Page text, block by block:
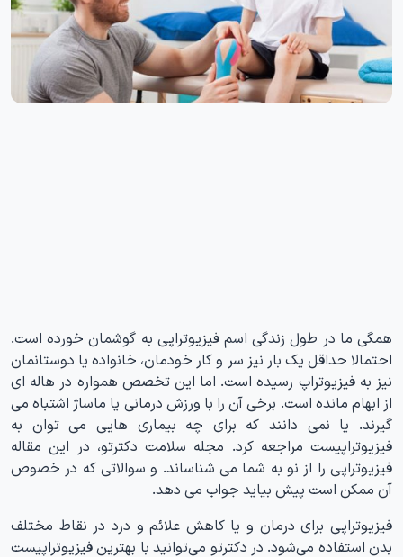
همگی ما در طول زندگی اسم فیزیوتراپی به گوشمان خورده است.
احتمالا حداقل یک بار نیز سر و کار خودمان، خانواده یا دوستانمان
نیز به فیزیوتراپ رسیده است. اما این تخصص همواره در هاله ای
از ابهام مانده است. برخی آن را با ورزش درمانی یا ماساژ اشتباه می
گیرند. یا نمی دانند که برای چه بیماری هایی می توان به
فیزیوتراپیست مراجعه کرد. مجله سلامت دکترتو، در این مقاله
فیزیوتراپی را از نو به شما می شناساند. و سوالاتی که در خصوص
آن ممکن است پیش بیاید جواب می دهد.
فیزیوتراپی برای درمان و یا کاهش علائم و درد در نقاط مختلف
بدن استفاده می‌شود. در دکترتو می‌توانید با بهترین فیزیوتراپیست